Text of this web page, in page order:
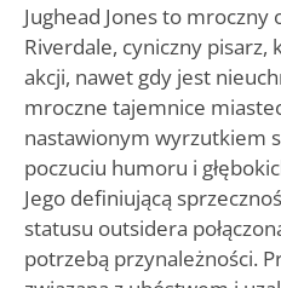
Jughead Jones to
Riverdale, cyniczny pisarz,
akcji, nawet gdy jest
mroczne tajemnice
nastawionym wyrzutkiem
poczuciu humoru i
Jego definiującą
statusu outsidera
potrzebą przynależności.